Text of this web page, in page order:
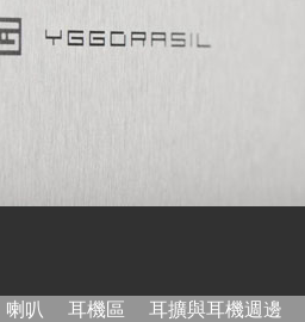
喇叭 耳機區 耳擴與耳機週邊